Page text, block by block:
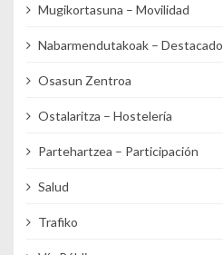
Mugikortasuna – Movilidad
Nabarmendutakoak – Destacado
Osasun Zentroa
Ostalaritza – Hostelería
Partehartzea – Participación
Salud
Trafiko